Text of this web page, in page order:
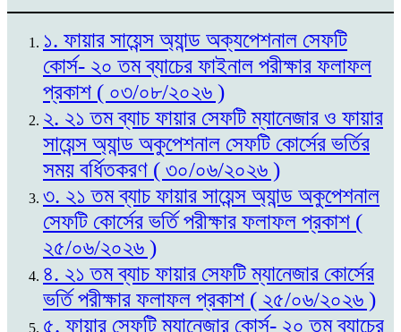
১. ফায়ার সায়েন্স অ্যান্ড অক্যপেশনাল সেফটি
কোর্স- ২০ তম ব্যাচের ফাইনাল পরীক্ষার ফলাফল
প্রকাশ ( ০৩/০৮/২০২৬ )
২. ২১ তম ব্যাচ ফায়ার সেফটি ম্যানেজার ও ফায়ার
সায়েন্স অ্যান্ড অকুপেশনাল সেফটি কোর্সের ভর্তির
সময় বর্ধিতকরণ ( ৩০/০৬/২০২৬ )
৩. ২১ তম ব্যাচ ফায়ার সায়েন্স অ্যান্ড অকুপেশনাল
সেফটি কোর্সের ভর্তি পরীক্ষার ফলাফল প্রকাশ (
২৫/০৬/২০২৬ )
৪. ২১ তম ব্যাচ ফায়ার সেফটি ম্যানেজার কোর্সের
ভর্তি পরীক্ষার ফলাফল প্রকাশ ( ২৫/০৬/২০২৬ )
৫. ফায়ার সেফটি ম্যানেজার কোর্স- ২০ তম ব্যাচের